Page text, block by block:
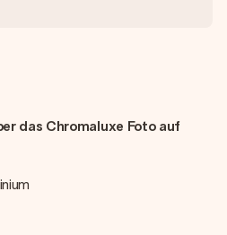
das Chromaluxe Foto auf